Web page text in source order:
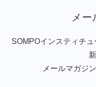
メ
SOMPOインスティチ
メールマガジ